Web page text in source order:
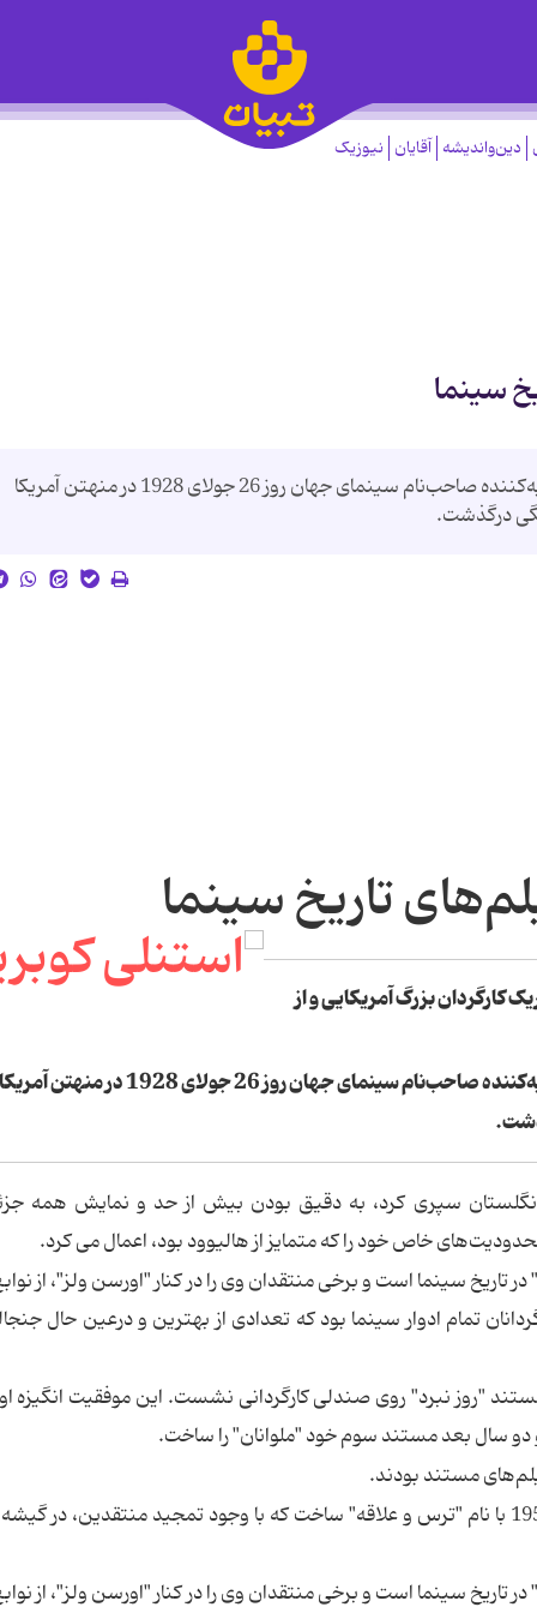
دین‌واندیشه آقایان نیوزیک
سینما
«استنلی کوبریک، فیلم‌نامه‌نویس، کارگردان و تهیه‌کننده صاحب‌نام سینمای جهان روز 26 جولای 1928 در منهتن آمریکا
تاریخ سینما
کارگردان بزرگ آمریکایی و از
"«استنلی کوبریک"، فیلم‌نامه‌نویس، کارگردان و تهیه‌کننده صاحب‌نام سینمای جهان
سپری کرد، به دقیق بودن بیش از حد و نمایش همه
خاص خود را که متمایز از هالیوود بود، اعمال می کرد.
تاریخ سینما است و برخی منتقدان وی را در کنار "اورسن ولز"، از
تمام ادوار سینما بود که تعدادی از بهترین و درعین حال
بار در سال 1951 برای ساخت مستند "روز نبرد" روی صندلی کارگردانی نشست. این موفقیت انگیزه‌
سال بعد مستند سوم خود "ملوانان" را ساخت.
مستند بودند.
"کوبریک" اولین فیلم بلند داستانی‌اش را در سال 1953 با نام "ترس و علاقه" ساخت که با وجود تمجید منتقدین،
تاریخ سینما است و برخی منتقدان وی را در کنار "اورسن ولز"، از